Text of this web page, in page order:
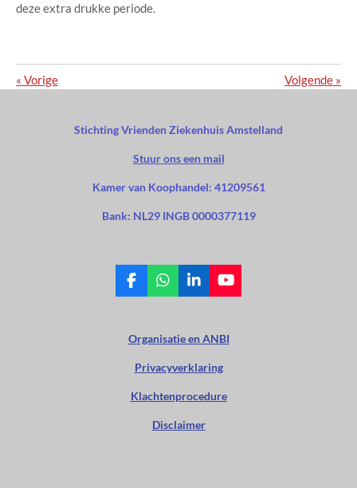
deze extra drukke periode.
« Vorige Volgende »
Stichting Vrienden Ziekenhuis Amstelland
Stuur ons een mail
Kamer van Koophandel: 41209561
Bank: NL29 INGB 0000377119
F
a
b
o
W
h
s
p
L
i
e
I
Y
o
u
Organisatie en ANBI
Privacyverklaring
Klachtenprocedure
Disclaimer